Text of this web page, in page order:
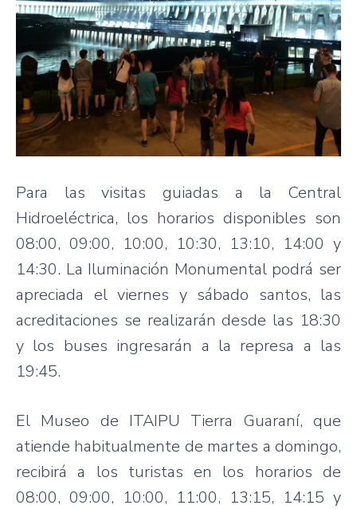
Para las visitas guiadas a la Central
Hidroeléctrica, los horarios disponibles son
08:00, 09:00, 10:00, 10:30, 13:10, 14:00 y
14:30. La Iluminación Monumental podrá ser
apreciada el viernes y sábado santos, las
acreditaciones se realizarán desde las 18:30
y los buses ingresarán a la represa a las
19:45.
El Museo de ITAIPU Tierra Guaraní, que
atiende habitualmente de martes a domingo,
recibirá a los turistas en los horarios de
08:00, 09:00, 10:00, 11:00, 13:15, 14:15 y